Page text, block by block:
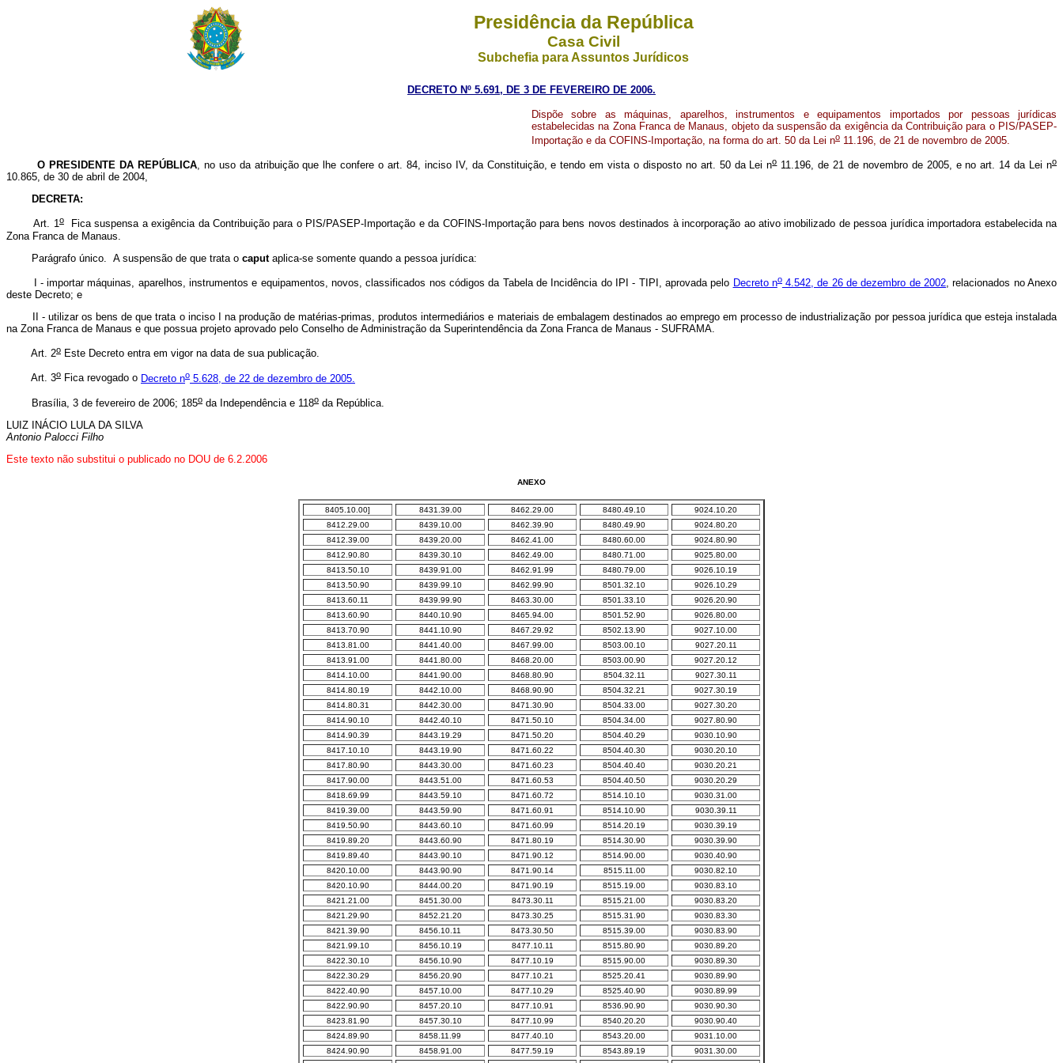
Presidência da República
Casa Civil
Subchefia para Assuntos Jurídicos
DECRETO Nº 5.691, DE 3 DE FEVEREIRO DE 2006.
Dispõe sobre as máquinas, aparelhos, instrumentos e equipamentos importados por pessoas jurídicas
estabelecidas na Zona Franca de Manaus, objeto da suspensão da exigência da Contribuição para o PIS/PASEP-
Importação e da COFINS-Importação, na forma do art. 50 da Lei no 11.196, de 21 de novembro de 2005.
O PRESIDENTE DA REPÚBLICA, no uso da atribuição que lhe confere o art. 84, inciso IV, da Constituição, e tendo em vista o disposto no art. 50 da Lei no11.196, de 21 de novembro de 2005, e no art. 14 da Lei no
10.865, de 30 de abril de 2004,
DECRETA:
Art. 1oFica suspensa a exigência da Contribuição para o PIS/PASEP-Importação e da COFINS-Importação para bens novos destinados à incorporação ao ativo imobilizado de pessoa jurídica importadora estabelecida na
Zona Franca de Manaus.
Parágrafo único. A suspensão de que trata o caputaplica-se somente quando a pessoa jurídica:
I - importar máquinas, aparelhos, instrumentos e equipamentos, novos, classificados nos códigos da Tabela de Incidência do IPI - TIPI, aprovada pelo Decreto no4.542, de 26 de dezembro de 2002 , relacionados no Anexo
deste Decreto; e
II - utilizar os bens de que trata o inciso I na produção de matérias-primas, produtos intermediários e materiais de embalagem destinados ao emprego em processo de industrialização por pessoa jurídica que esteja instalada
na Zona Franca de Manaus e que possua projeto aprovado pelo Conselho de Administração da Superintendência da Zona Franca de Manaus - SUFRAMA.
Art. 2o Este Decreto entra em vigor na data de sua publicação.
Art. 3o Fica revogado o Decreto no 5.628, de 22 de dezembro de 2005.
Brasília, 3 de fevereiro de 2006; 185o da Independência e 118o da República.
LUIZ INÁCIO LULA DA SILVA
Antonio Palocci Filho
Este texto não substitui o publicado no DOU de 6.2.2006
ANEXO
8405.10.00] 8431.39.00 8462.29.00 8480.49.10
9024.10.20
8412.29.00
8439.10.00 8462.39.90 8480.49.90
9024.80.20
8412.39.00
8439.20.00 8462.41.00 8480.60.00
9024.80.90
8412.90.80
8439.30.10 8462.49.00 8480.71.00
9025.80.00
8413.50.10
8439.91.00 8462.91.99 8480.79.00
9026.10.19
8413.50.90
8439.99.10 8462.99.90 8501.32.10
9026.10.29
8413.60.11
8439.99.90 8463.30.00 8501.33.10
9026.20.90
8413.60.90
8440.10.90 8465.94.00 8501.52.90
9026.80.00
8413.70.90
8441.10.90 8467.29.92 8502.13.90
9027.10.00
8413.81.00
8441.40.00 8467.99.00 8503.00.10
9027.20.11
8413.91.00
8441.80.00 8468.20.00 8503.00.90
9027.20.12
8414.10.00
8441.90.00 8468.80.90 8504.32.11
9027.30.11
8414.80.19
8442.10.00 8468.90.90 8504.32.21
9027.30.19
8414.80.31
8442.30.00 8471.30.90 8504.33.00
9027.30.20
8414.90.10
8442.40.10 8471.50.10 8504.34.00
9027.80.90
8414.90.39
8443.19.29 8471.50.20 8504.40.29
9030.10.90
8417.10.10
8443.19.90 8471.60.22 8504.40.30
9030.20.10
8417.80.90
8443.30.00 8471.60.23 8504.40.40
9030.20.21
8417.90.00
8443.51.00 8471.60.53 8504.40.50
9030.20.29
8418.69.99
8443.59.10 8471.60.72 8514.10.10
9030.31.00
8419.39.00
8443.59.90 8471.60.91 8514.10.90
9030.39.11
8419.50.90
8443.60.10 8471.60.99 8514.20.19
9030.39.19
8419.89.20
8443.60.90 8471.80.19 8514.30.90
9030.39.90
8419.89.40
8443.90.10 8471.90.12 8514.90.00
9030.40.90
8420.10.00
8443.90.90 8471.90.14 8515.11.00
9030.82.10
8420.10.90
8444.00.20 8471.90.19 8515.19.00
9030.83.10
8421.21.00
8451.30.00 8473.30.11 8515.21.00
9030.83.20
8421.29.90
8452.21.20 8473.30.25 8515.31.90
9030.83.30
8421.39.90
8456.10.11 8473.30.50 8515.39.00
9030.83.90
8421.99.10
8456.10.19 8477.10.11 8515.80.90
9030.89.20
8422.30.10
8456.10.90 8477.10.19 8515.90.00
9030.89.30
8422.30.29
8456.20.90 8477.10.21 8525.20.41
9030.89.90
8422.40.90
8457.10.00 8477.10.29 8525.40.90
9030.89.99
8422.90.90
8457.20.10 8477.10.91 8536.90.90
9030.90.30
8423.81.90
8457.30.10 8477.10.99 8540.20.20
9030.90.40
8424.89.90
8458.11.99 8477.40.10 8543.20.00
9031.10.00
8424.90.90
8458.91.00 8477.59.19 8543.89.19
9031.30.00